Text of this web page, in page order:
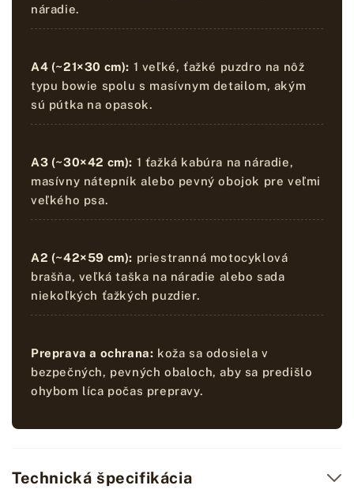
náradie.
A4 (~21×30 cm): 1 veľké, ťažké puzdro na nôž
typu bowie spolu s masívnym detailom, akým
sú pútka na opasok.
A3 (~30×42 cm): 1 ťažká kabúra na náradie,
masívny nátepník alebo pevný obojok pre veľmi
veľkého psa.
A2 (~42×59 cm): priestranná motocyklová
brašňa, veľká taška na náradie alebo sada
niekoľkých ťažkých puzdier.
Preprava a ochrana: koža sa odosiela v
bezpečných, pevných obaloch, aby sa predišlo
ohybom líca počas prepravy.
Technická špecifikácia